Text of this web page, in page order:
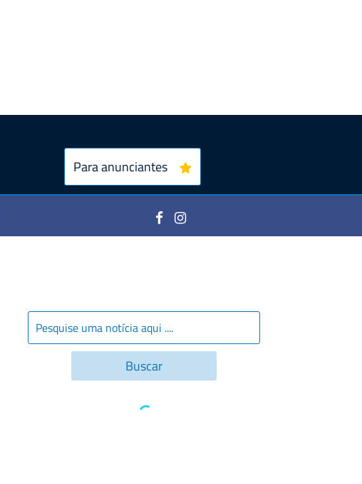
Para anunciantes